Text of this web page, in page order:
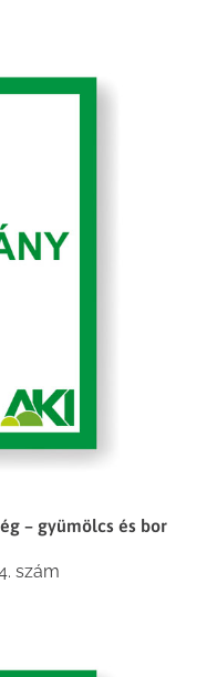
– gyümölcs és bor
szám